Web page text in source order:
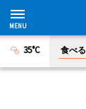
35°C 食べる